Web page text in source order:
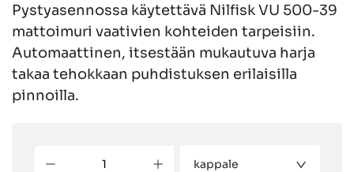
Pystyasennossa käytettävä Nilfisk VU 500-39
mattoimuri vaativien kohteiden tarpeisiin.
Automaattinen, itsestään mukautuva harja
takaa tehokkaan puhdistuksen erilaisilla
pinnoilla.
kappale